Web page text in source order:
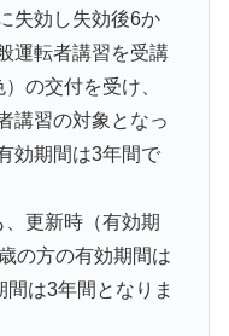
失効し失効後6か
運転者講習を受講
の交付を受け、
講習の対象となっ
効期間は3年間で
更新時（有効期
の方の有効期間は
は3年間となりま